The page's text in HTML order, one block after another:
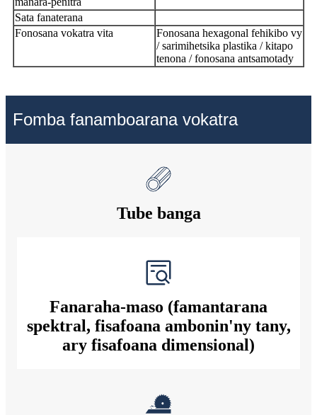
Sata fanaterana
Fonosana vokatra vita
Fonosana hexagonal fehikibo vy
/ sarimihetsika plastika / kitapo
tenona / fonosana antsamotady
Fomba fanamboarana vokatra
Tube banga
Fanaraha-maso (famantarana
spektral, fisafoana ambonin'ny tany,
ary fisafoana dimensional)